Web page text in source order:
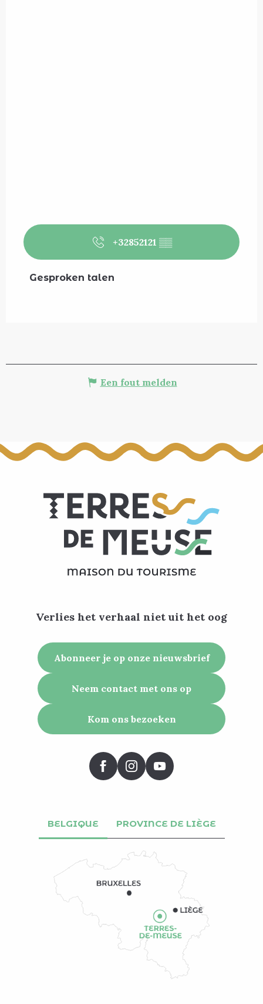
+32852121 ▒▒
Gesproken talen
Gesproken talen
Een fout melden
Verlies het verhaal niet uit het oog
Abonneer je op onze nieuwsbrief
Neem contact met ons op
Kom ons bezoeken
BELGIQUE PROVINCE DE LIÈGE